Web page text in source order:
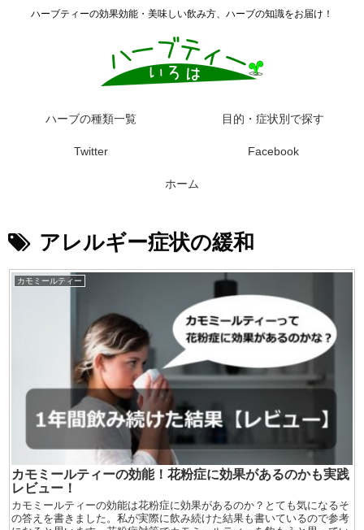
ハーブティーの効果効能・美味しい飲み方、ハーブの知識をお届け！
ハーブの種類一覧 目的・症状別で探す
Twitter Facebook
ホーム
アレルギー症状の緩和
カモミールティー
カモミールティーの効能！花粉症に効果があるのかも実践
レビュー！
カモミールティーの効能は花粉症に効果があるのか？とても気になるそ
の答えを書きました。私が実際に飲み続けた結果も書いているので参考